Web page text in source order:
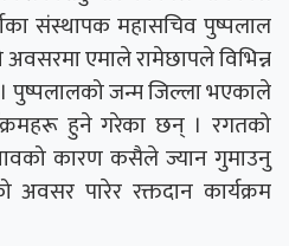
संस्थापक महासचिव पुष्पलाल
एमाले रामेछापले विभिन्न
पुष्पलालको जन्म जिल्ला भएकाले
हुने गरेका छन् । रगतको
कारण कसैले ज्यान गुमाउनु
पारेर रक्तदान कार्यक्रम